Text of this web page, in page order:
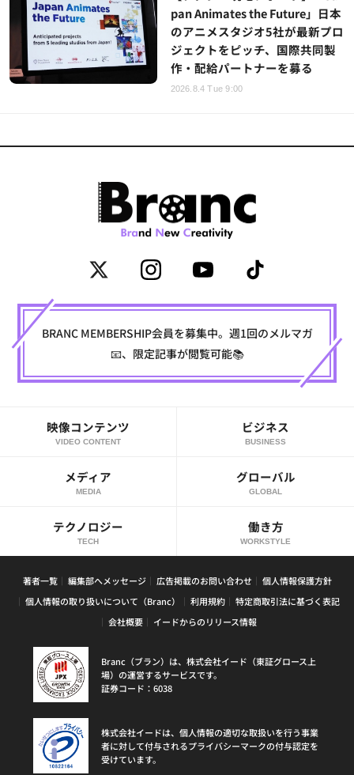
pan Animates the Future」日本
のアニメスタジオ5社が最新プロ
ジェクトをピッチ、国際共同製
作・配給パートナーを募る
2026.8.4 Tue 9:00
BRANC MEMBERSHIP会員を募集中。週1回のメルマガ
📧、限定記事が閲覧可能📚
映像コンテンツ
VIDEO CONTENT
ビジネス
BUSINESS
メディア
MEDIA
グローバル
GLOBAL
テクノロジー
TECH
働き方
WORKSTYLE
著者一覧 編集部へメッセージ 広告掲載のお問い合わせ
個人情報保護方針
個人情報の取り扱いについて（Branc）
利用規約
特定商取引法に基づく表記
会社概要
イードからのリリース情報
Branc（ブラン）は、株式会社イード（東証グロース上
場）の運営するサービスです。
証券コード：6038
株式会社イードは、個人情報の適切な取扱いを行う事業
者に対して付与されるプライバシーマークの付与認定を
受けています。